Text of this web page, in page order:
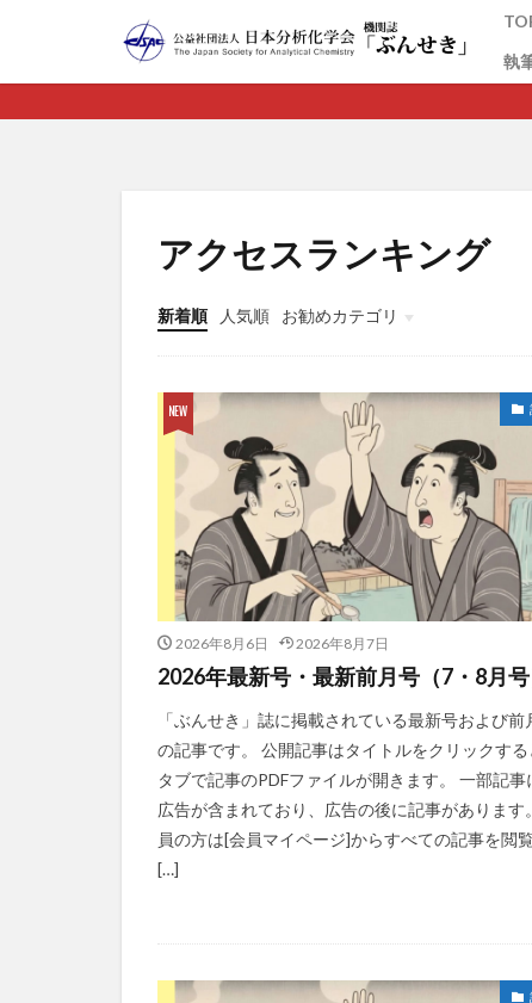
執
電子化に
アクセスランキング
新着順 人気順
お勧めカテゴリ
未分類
2026年8月6日 2026年8月7日
2026年最新号・最新前月号（7・8月号
「ぶんせき」誌に掲載されている最新号および前
の記事です。 公開記事はタイトルをクリックする
タブで記事のPDFファイルが開きます。 一部記事
広告が含まれており、広告の後に記事があります
員の方は[会員マイページ]からすべての記事を閲
[…]
カテゴリー